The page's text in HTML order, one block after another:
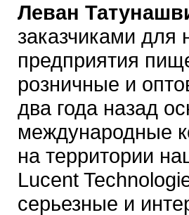
Леван
заказчиками для
предприятия
розничные и
два года назад
международные
на территории
Lucent
серьезные и